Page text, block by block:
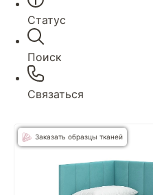
Статус
Поиск
Связаться
Заказать образцы тканей